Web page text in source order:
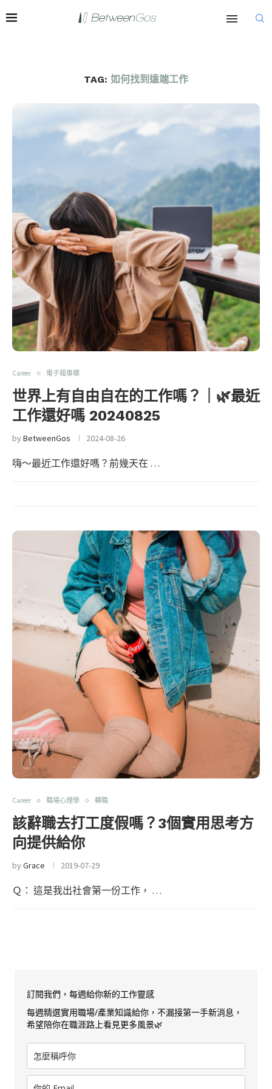
TAG: 如何找到遠端工作
Career 電子報專欄
世界上有自由自在的工作嗎？｜🌿最近
工作還好嗎 20240825
byBetweenGos 2024-08-26
嗨～最近工作還好嗎？前幾天在 …
Career 職場心理學 轉職
該辭職去打工度假嗎？3個實用思考方
向提供給你
byGrace 2019-07-29
Ｑ： 這是我出社會第一份工作， …
訂閱我們，每週給你新的工作靈感
每週精選實用職場/產業知識給你，不漏接第一手新消息，
希望陪你在職涯路上看見更多風景🌿